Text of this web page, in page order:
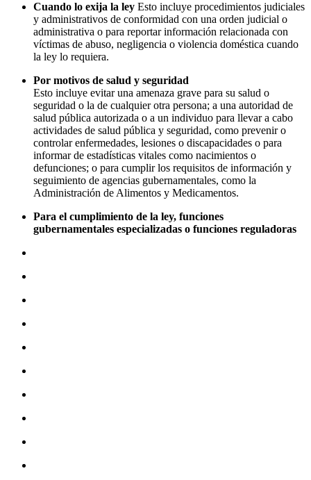
Cuando lo exija la ley Esto incluye procedimientos judiciales
y administrativos de conformidad con una orden judicial o
administrativa o para reportar información relacionada con
víctimas de abuso, negligencia o violencia doméstica cuando
la ley lo requiera.
Por motivos de salud y seguridad
Esto incluye evitar una amenaza grave para su salud o
seguridad o la de cualquier otra persona; a una autoridad de
salud pública autorizada o a un individuo para llevar a cabo
actividades de salud pública y seguridad, como prevenir o
controlar enfermedades, lesiones o discapacidades o para
informar de estadísticas vitales como nacimientos o
defunciones; o para cumplir los requisitos de información y
seguimiento de agencias gubernamentales, como la
Administración de Alimentos y Medicamentos.
Para el cumplimiento de la ley, funciones
gubernamentales especializadas o funciones reguladoras